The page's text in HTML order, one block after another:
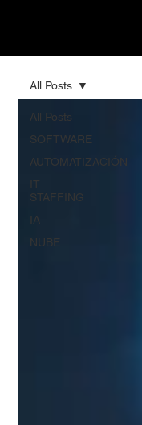
All Posts
SOFTWARE
AUTOMATIZACIÓN
IT
STAFFING
IA
NUBE
All Posts